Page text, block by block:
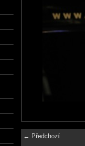
← Předchozí